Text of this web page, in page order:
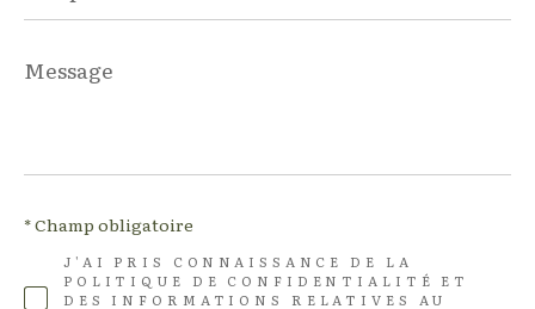
Message
*
J'AI PRIS CONNAISSANCE DE LA
POLITIQUE DE CONFIDENTIALITÉ ET
DES INFORMATIONS RELATIVES AU
* Champ obligatoire